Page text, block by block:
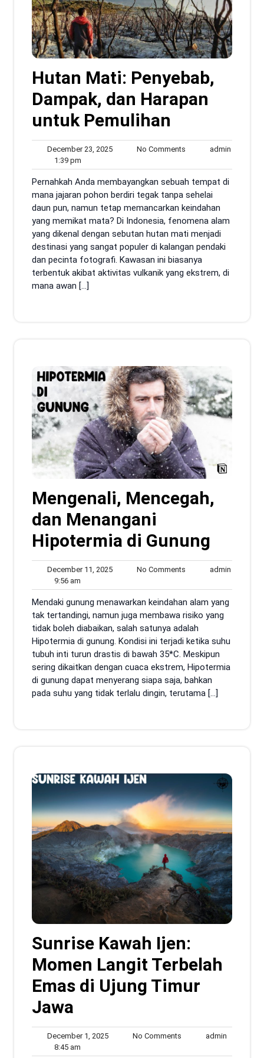
Hutan Mati: Penyebab,
Dampak, dan Harapan
untuk Pemulihan
December 23, 2025December
2025
No Comments admin
1:39 pm
pm
Pernahkah Anda membayangkan sebuah tempat di
mana jajaran pohon berdiri tegak tanpa sehelai
daun pun, namun tetap memancarkan keindahan
yang memikat mata? Di Indonesia, fenomena alam
yang dikenal dengan sebutan hutan mati menjadi
destinasi yang sangat populer di kalangan pendaki
dan pecinta fotografi. Kawasan ini biasanya
terbentuk akibat aktivitas vulkanik yang ekstrem, di
mana awan […]
Mengenali, Mencegah,
dan Menangani
Hipotermia di Gunung
December 11, 2025December
2025
No Comments admin
9:56 am
am
Mendaki gunung menawarkan keindahan alam yang
tak tertandingi, namun juga membawa risiko yang
tidak boleh diabaikan, salah satunya adalah
Hipotermia di gunung. Kondisi ini terjadi ketika suhu
tubuh inti turun drastis di bawah 35*C. Meskipun
sering dikaitkan dengan cuaca ekstrem, Hipotermia
di gunung dapat menyerang siapa saja, bahkan
pada suhu yang tidak terlalu dingin, terutama […]
Sunrise Kawah Ijen:
Momen Langit Terbelah
Emas di Ujung Timur
Jawa
December 1, 2025DecemberNo Comments admin
8:45 am